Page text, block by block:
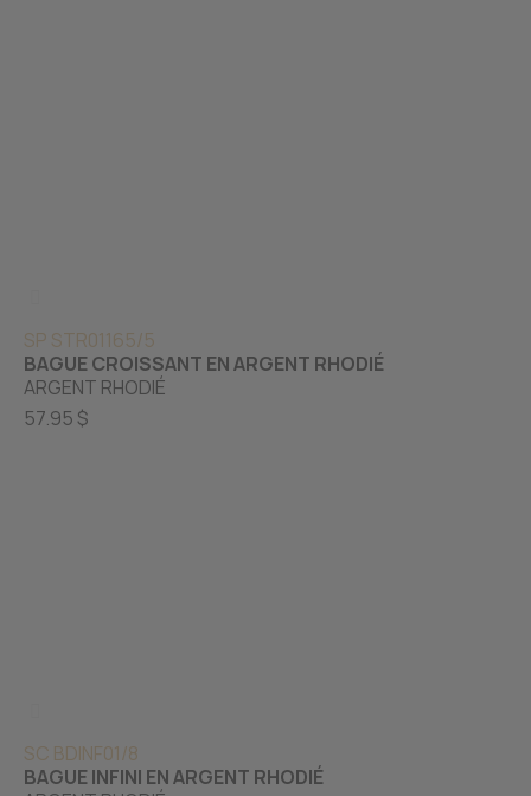
SP STR01165/5
BAGUE CROISSANT EN ARGENT RHODIÉ
ARGENT RHODIÉ
57.95 $
SC BDINF01/8
BAGUE INFINI EN ARGENT RHODIÉ